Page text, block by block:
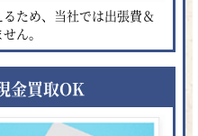
ため、当社では出張費＆
ん。
金買取OK